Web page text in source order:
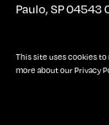
Paulo, SP 04543
This site uses cookies to
more about ourPrivacy